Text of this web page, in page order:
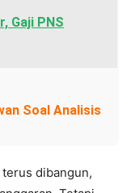
Gaji PNS
Soal Analisis
dibangun,